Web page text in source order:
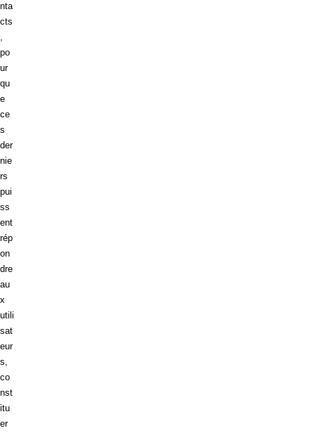
nta
cts
,
po
ur
qu
e
ce
s
der
nie
rs
pui
ss
ent
rép
on
dre
au
x
utili
sat
eur
s,
co
nst
itu
er